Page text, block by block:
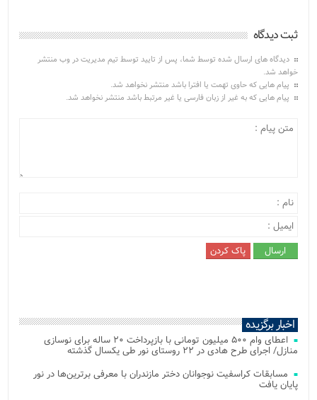
ثبت دیدگاه
دیدگاه های ارسال شده توسط شما، پس از تایید توسط تیم مدیریت در وب منتشر
خواهد شد.
پیام هایی که حاوی تهمت یا افترا باشد منتشر نخواهد شد.
پیام هایی که به غیر از زبان فارسی یا غیر مرتبط باشد منتشر نخواهد شد.
اخبار برگزیده
اعطای وام ۵۰۰ میلیون تومانی با بازپرداخت ۲۰ ساله برای نوسازی
منازل/ اجرای طرح هادی در ۲۲ روستای نور طی یکسال گذشته
مسابقات کراسفیت نوجوانان دختر مازندران با معرفی برترین‌ها در نور
پایان یافت